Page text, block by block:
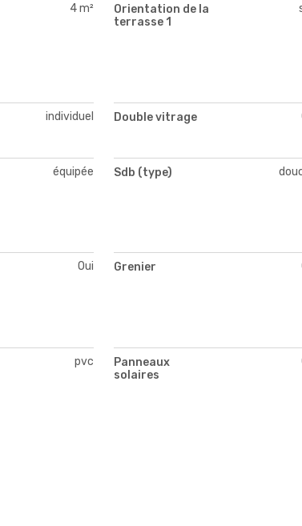
4 m²
Orientation de la
terrasse 1
individuel Double vitrage
équipée Sdb (type)
Oui Grenier
pvc
Panneaux
solaires